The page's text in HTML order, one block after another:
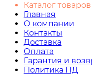
Каталог товаров
Главная
О компании
Контакты
Доставка
Оплата
Гарантия и
Политика ПД